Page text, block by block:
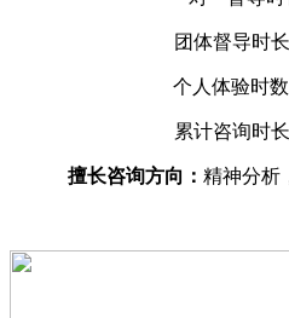
团体督导时
个人体验时
累计咨询时
擅长咨询方向： 精神分析